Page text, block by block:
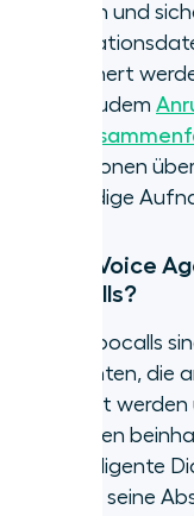
trainieren und
gespeichert
bieten zudem
Interaktionen
vollständige
Sind AI Voice
Robocalls?
Nein. Robocalls
Nachrichten, die
gesendet
Funktionen
sind intelligente
zuhören, seine